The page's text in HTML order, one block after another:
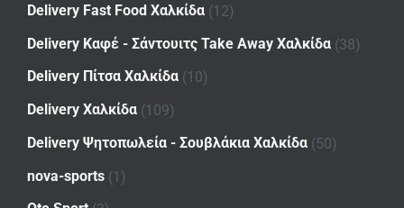
Delivery Fast Food Χαλκίδα (12)
Delivery Καφέ - Σάντουιτς Take Away Χαλκίδα (38)
Delivery Πίτσα Χαλκίδα (10)
Delivery Χαλκίδα (109)
Delivery Ψητοπωλεία - Σουβλάκια Χαλκίδα (50)
nova-sports (1)